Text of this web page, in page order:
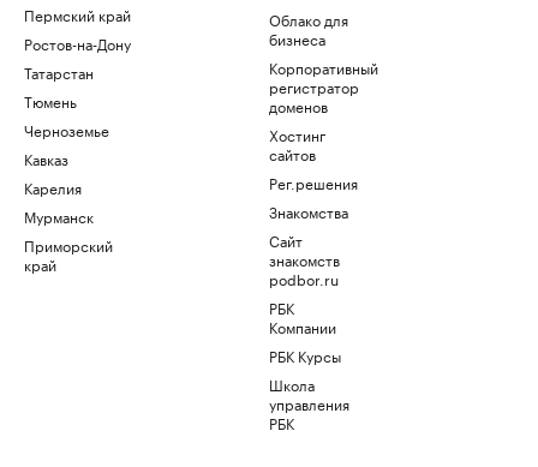
Пермский край
Ростов-на-Дону
Татарстан
Тюмень
Черноземье
Кавказ
Карелия
Мурманск
Приморский
край
Облако для
бизнеса
Корпоративный
регистратор
доменов
Хостинг
сайтов
Рег.решения
Знакомства
Сайт
знакомств
podbor.ru
РБК
Компании
РБК Курсы
Школа
управления
РБК